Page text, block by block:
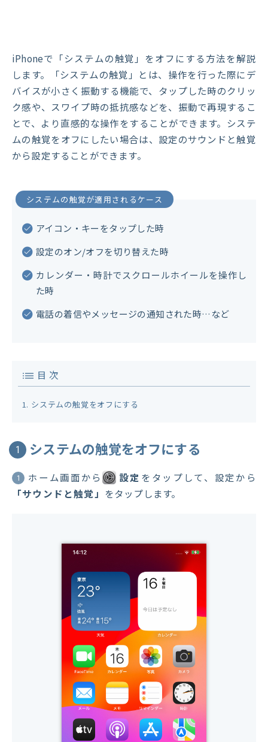
iPhoneで「システムの触覚」をオフにする方法を解説
します。「システムの触覚」とは、操作を行った際にデ
バイスが小さく振動する機能で、タップした時のクリッ
ク感や、スワイプ時の抵抗感などを、振動で再現するこ
とで、より直感的な操作をすることができます。システ
ムの触覚をオフにしたい場合は、設定のサウンドと触覚
から設定することができます。
システムの触覚が適用されるケース
アイコン・キーをタップした時
設定のオン/オフを切り替えた時
カレンダー・時計でスクロールホイールを操作し
た時
電話の着信やメッセージの通知された時…など
目 次
システムの触覚をオフにする
1 システムの触覚をオフにする
1 ホーム画面から 設定 をタップして、設定から
「サウンドと触覚」 をタップします。